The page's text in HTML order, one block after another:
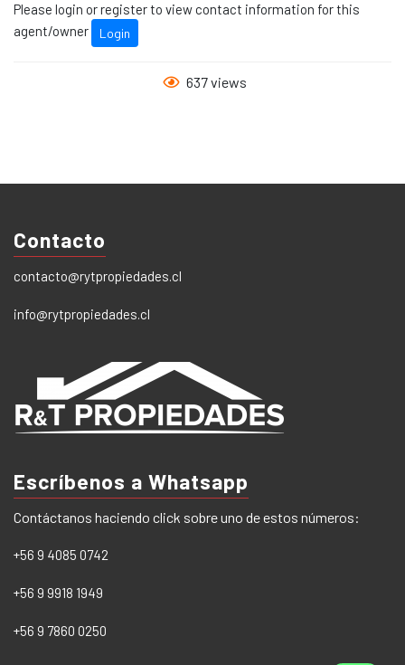
Please login or register to view contact information for this
agent/owner
Login
637 views
Contacto
contacto@rytpropiedades.cl
info@rytpropiedades.cl
Escríbenos a Whatsapp
Contáctanos haciendo click sobre uno de estos números:
+56 9 4085 0742
+56 9 9918 1949
+56 9 7860 0250